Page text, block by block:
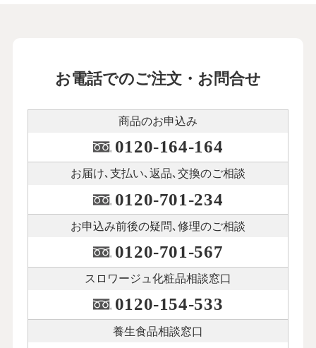
お電話でのご注文・お問合せ
商品のお申込み
0120-164-164
お届け､支払い､ 返品､交換のご相談
0120-701-234
お申込み前後の疑問､修理のご相談
0120-701-567
スロワージュ化粧品相談窓口
0120-154-533
養生食品相談窓口